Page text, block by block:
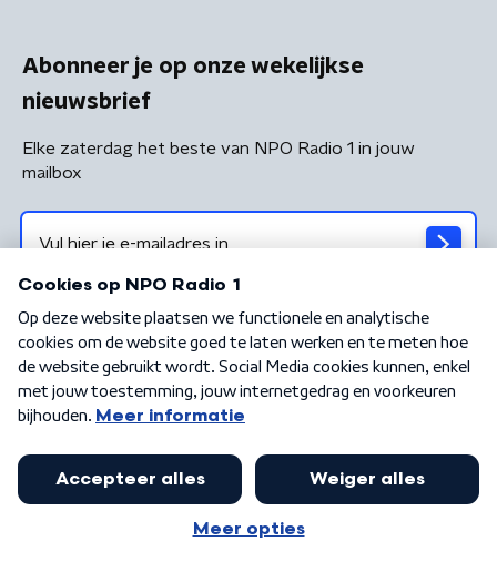
Abonneer je op onze wekelijkse
nieuwsbrief
Elke zaterdag het beste van NPO Radio 1 in jouw
mailbox
Algemene voorwaarden